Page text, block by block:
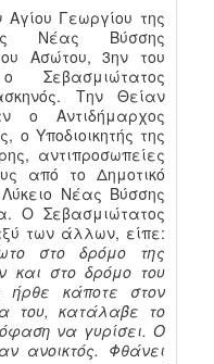
Αγίου Γεωργίου της
Νέας Βύσσης
Ασώτου, 3ην του
Την Θείαν
ο Αντιδήμαρχος
Υποδιοικητής της
αντιπροσωπείες
από το Δημοτικό
Νέας Βύσσης
Ο Σεβασμιώτατος
των άλλων, είπε:
στο δρόμο της
και στο δρόμο του
ήρθε κάποτε στον
του, κατάλαβε το
να γυρίσει. Ο
ανοικτός. Φθάνει